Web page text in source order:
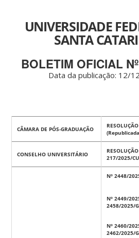
UNIVERSIDADE
SANTA
BOLETIM OFICIAL
Data da publicação: 12/
CÂMARA DE PÓS-GRADUAÇÃO
CONSELHO UNIVERSITÁRIO
217/2025/
Nº 2448/
Nº 2449/
2458/2025/
Nº 2460/
2462/2025/